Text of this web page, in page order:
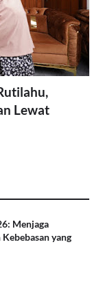
Lewat
Menjaga
yang